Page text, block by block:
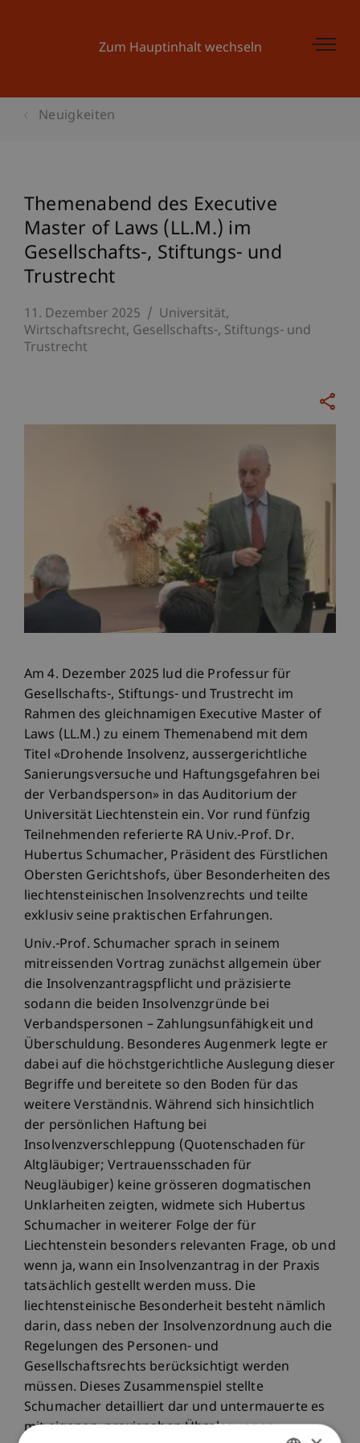
Zum Hauptinhalt wechseln
Neuigkeiten
Themenabend des Executive
Master of Laws (LL.M.) im
Gesellschafts-, Stiftungs- und
Trustrecht
11. Dezember 2025
Universität
Wirtschaftsrecht Gesellschafts-, Stiftungs- und
Trustrecht
Am 4. Dezember 2025 lud die Professur für
Gesellschafts-, Stiftungs- und Trustrecht im
Rahmen des gleichnamigen Executive Master of
Laws (LL.M.) zu einem Themenabend mit dem
Titel «Drohende Insolvenz, aussergerichtliche
Sanierungsversuche und Haftungsgefahren bei
der Verbandsperson» in das Auditorium der
Universität Liechtenstein ein. Vor rund fünfzig
Teilnehmenden referierte RA Univ.-Prof. Dr.
Hubertus Schumacher, Präsident des Fürstlichen
Obersten Gerichtshofs, über Besonderheiten des
liechtensteinischen Insolvenzrechts und teilte
exklusiv seine praktischen Erfahrungen.
Univ.-Prof. Schumacher sprach in seinem
mitreissenden Vortrag zunächst allgemein über
die Insolvenzantragspflicht und präzisierte
sodann die beiden Insolvenzgründe bei
Verbandspersonen – Zahlungsunfähigkeit und
Überschuldung. Besonderes Augenmerk legte er
dabei auf die höchstgerichtliche Auslegung dieser
Begriffe und bereitete so den Boden für das
weitere Verständnis. Während sich hinsichtlich
der persönlichen Haftung bei
Insolvenzverschleppung (Quotenschaden für
Altgläubiger; Vertrauensschaden für
Neugläubiger) keine grösseren dogmatischen
Unklarheiten zeigten, widmete sich Hubertus
Schumacher in weiterer Folge der für
Liechtenstein besonders relevanten Frage, ob und
wenn ja, wann ein Insolvenzantrag in der Praxis
tatsächlich gestellt werden muss. Die
liechtensteinische Besonderheit besteht nämlich
darin, dass neben der Insolvenzordnung auch die
Regelungen des Personen- und
Gesellschaftsrechts berücksichtigt werden
müssen. Dieses Zusammenspiel stellte
Schumacher detailliert dar und untermauerte es
mit eigenen, praxisnahen Überlegungen.